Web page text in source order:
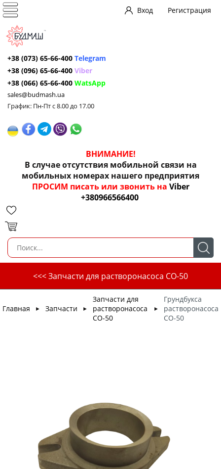
Вход Регистрация
+38 (073) 65-66-400 Telegram
+38 (096) 65-66-400 Viber
+38 (066) 65-66-400 WatsApp
sales@budmash.ua
График: Пн-Пт с 8.00 до 17.00
ВНИМАНИЕ!
В случае отсутствия мобильной связи на
мобильных номерах нашего предприятия
ПРОСИМ писать или звонить на Viber
+380966566400
<<< Запчасти для растворонасоса СО-50
Главная ► Запчасти ►
Запчасти для
растворонасоса
СО-50
►
Грундбукса
растворонасоса
СО-50